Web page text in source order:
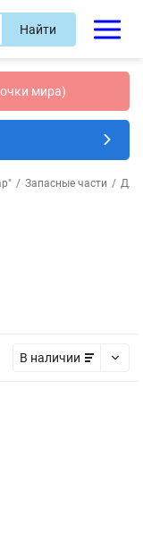
Найти
мира)
/ Запасные части / Для
В наличии